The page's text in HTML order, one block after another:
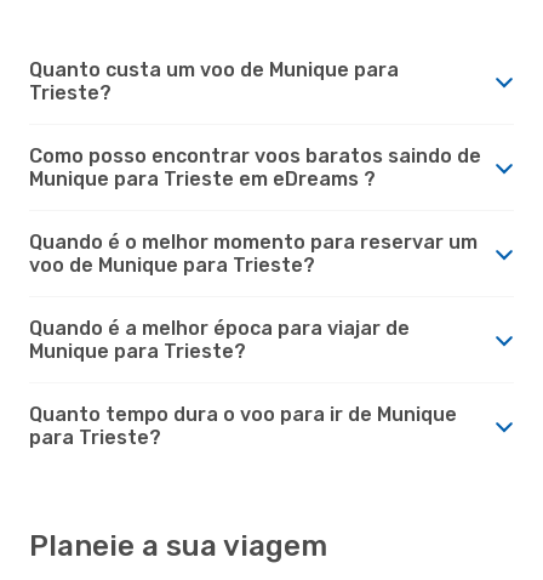
Quanto custa um voo de Munique para
Trieste?
Como posso encontrar voos baratos saindo de
Munique para Trieste em eDreams ?
Quando é o melhor momento para reservar um
voo de Munique para Trieste?
Quando é a melhor época para viajar de
Munique para Trieste?
Quanto tempo dura o voo para ir de Munique
para Trieste?
Planeie a sua viagem